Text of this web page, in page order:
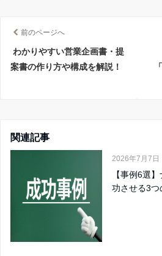
前のページへ
わかりやすい営業企画書・提
案書の作り方や構成を解説！
関連記事
2026年7月7日
【事例6選
功させる3つ